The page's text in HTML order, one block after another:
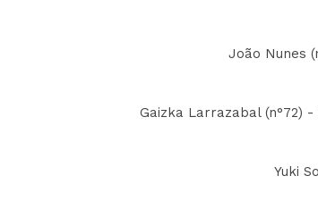
João Nunes
Gaizka Larrazabal (n°72) -
Yuki